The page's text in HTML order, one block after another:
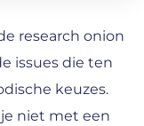
research onion
issues die ten
keuzes.
niet met een